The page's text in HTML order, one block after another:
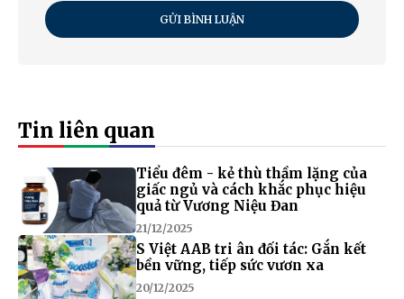
GỬI BÌNH LUẬN
Tin liên quan
Tiểu đêm - kẻ thù thầm lặng của
giấc ngủ và cách khắc phục hiệu
quả từ Vương Niệu Đan
21/12/2025
S Việt AAB tri ân đối tác: Gắn kết
bền vững, tiếp sức vươn xa
20/12/2025